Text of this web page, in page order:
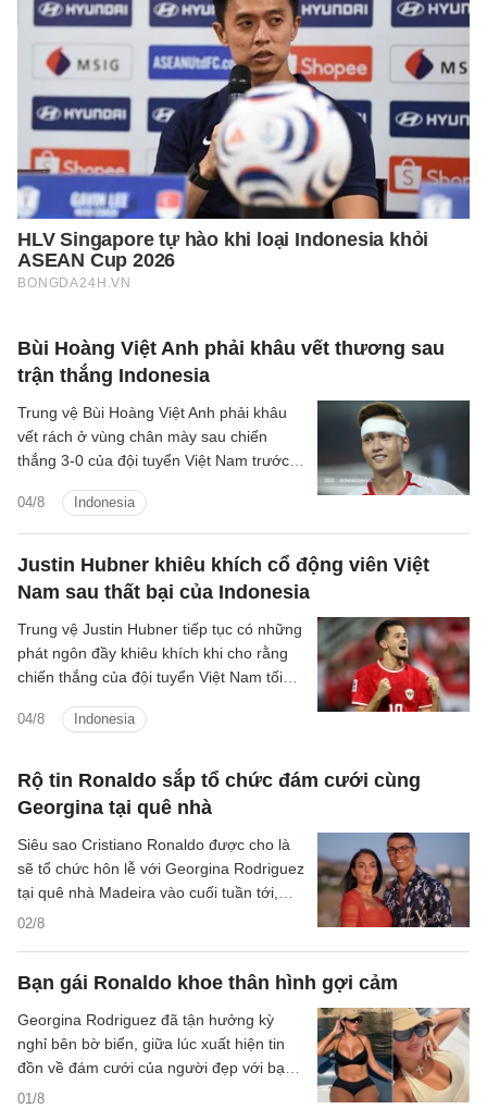
Bùi Hoàng Việt Anh phải khâu vết thương sau
trận thắng Indonesia
04/8 Indonesia
Trung vệ Bùi Hoàng Việt Anh phải khâu
vết rách ở vùng chân mày sau chiến
thắng 3-0 của đội tuyển Việt Nam trước
Justin Hubner khiêu khích cổ động viên Việt
Nam sau thất bại của Indonesia
04/8 Indonesia
Trung vệ Justin Hubner tiếp tục có những
phát ngôn đầy khiêu khích khi cho rằng
chiến thắng của đội tuyển Việt Nam tối
Rộ tin Ronaldo sắp tổ chức đám cưới cùng
Georgina tại quê nhà
02/8
Siêu sao Cristiano Ronaldo được cho là
sẽ tổ chức hôn lễ với Georgina Rodriguez
tại quê nhà Madeira vào cuối tuần tới,
khép lại gần một thập kỷ gắn bó.
Bạn gái Ronaldo khoe thân hình gợi cảm
01/8
Georgina Rodriguez đã tận hưởng kỳ
nghỉ bên bờ biển, giữa lúc xuất hiện tin
đồn về đám cưới của người đẹp với bạn
trai Cristiano Ronaldo.